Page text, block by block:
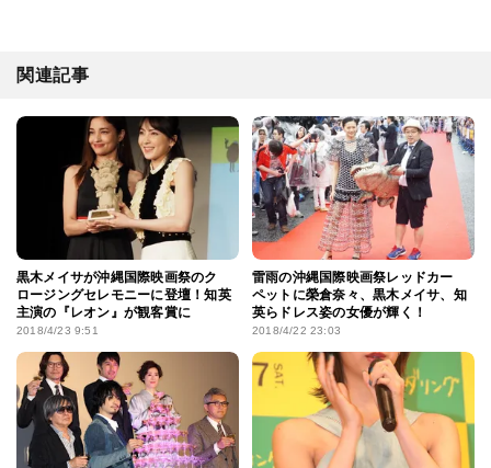
関連記事
黒木メイサが沖縄国際映画祭のク
ロージングセレモニーに登壇！知英
主演の『レオン』が観客賞に
2018/4/23 9:51
雷雨の沖縄国際映画祭レッドカー
ペットに榮倉奈々、黒木メイサ、知
英らドレス姿の女優が輝く！
2018/4/22 23:03